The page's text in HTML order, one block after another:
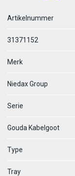
Artikelnummer
31371152
Merk
Niedax Group
Serie
Gouda Kabelgoot
Type
Tray